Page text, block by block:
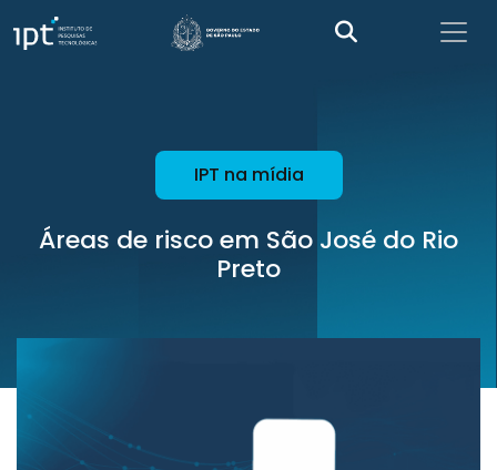
IPT na mídia
Áreas de risco em São José do Rio
Preto